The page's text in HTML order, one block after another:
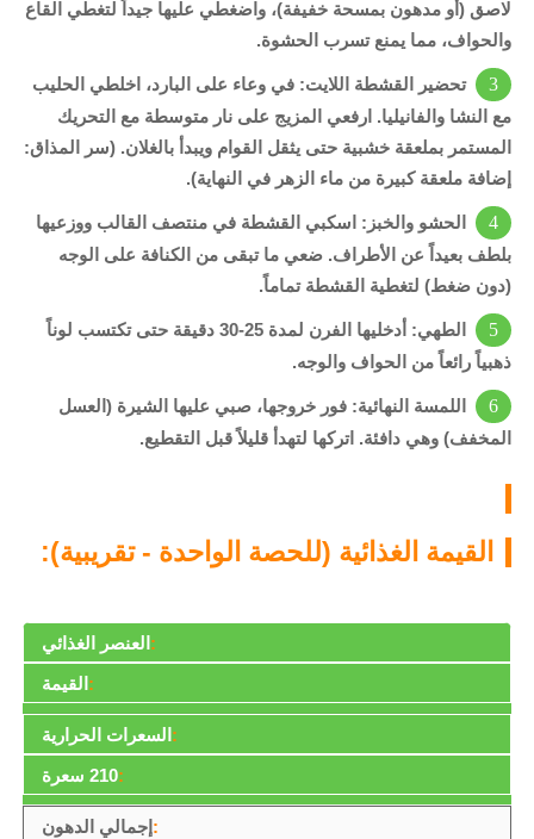
لاصق (أو مدهون بمسحة خفيفة)، واضغطي عليها جيداً لتغطي القاع
والحواف، مما يمنع تسرب الحشوة.
تحضير القشطة اللايت: في وعاء على البارد، اخلطي الحليب
مع النشا والفانيليا. ارفعي المزيج على نار متوسطة مع التحريك
المستمر بملعقة خشبية حتى يثقل القوام ويبدأ بالغلان. (سر المذاق:
إضافة ملعقة كبيرة من ماء الزهر في النهاية).
الحشو والخبز: اسكبي القشطة في منتصف القالب ووزعيها
بلطف بعيداً عن الأطراف. ضعي ما تبقى من الكنافة على الوجه
(دون ضغط) لتغطية القشطة تماماً.
الطهي:
أدخليها الفرن لمدة 25-30 دقيقة حتى تكتسب لوناً
ذهبياً رائعاً من الحواف والوجه.
اللمسة النهائية: فور خروجها، صبي عليها الشيرة (العسل
المخفف) وهي دافئة. اتركها لتهدأ قليلاً قبل التقطيع.
القيمة الغذائية (للحصة الواحدة - تقريبية):
العنصر الغذائي
القيمة
السعرات الحرارية
210 سعرة
إجمالي الدهون